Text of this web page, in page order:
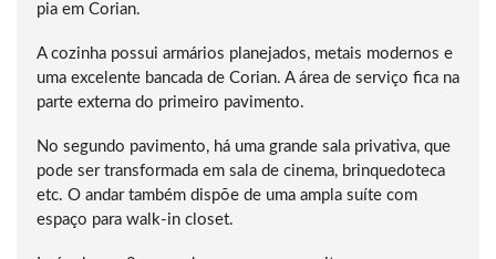
pia em Corian.
A cozinha possui armários planejados, metais modernos e
uma excelente bancada de Corian. A área de serviço fica na
parte externa do primeiro pavimento.
No segundo pavimento, há uma grande sala privativa, que
pode ser transformada em sala de cinema, brinquedoteca
etc. O andar também dispõe de uma ampla suíte com
espaço para walk-in closet.